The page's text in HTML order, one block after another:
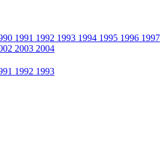
1991 1992 1993 1994 1995 1996 1997
2003 2004
1992 1993